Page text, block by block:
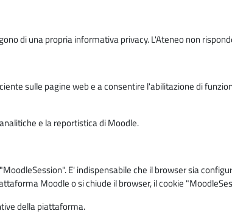
di una propria informativa privacy. L'Ateneo non
sulle pagine web e a consentire l'abilitazione di
e la reportistica di Moodle.
E' indispensabile che il browser sia
Moodle o si chiude il browser, il cookie
della piattaforma.